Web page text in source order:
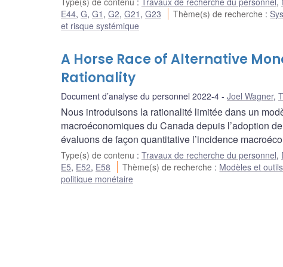
E44, G, G1 , G2, G21 , G23 Thème(s) de recherche :
et risque systémique
A Horse Race of Alternative
Rationality
Document d’analyse du personnel 2022-4 Joel Wagner,
Nous introduisons la rationalité limitée dans un
macroéconomiques du Canada depuis l’adoption
évaluons de façon quantitative l’incidence
Type(s) de contenu : Travaux de recherche du personnel,
E5, E52, E58 Thème(s) de recherche : Modèles et outils
politique monétaire